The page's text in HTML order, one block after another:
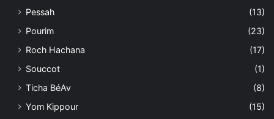
Pessah
(13)
Pourim
(23)
Roch Hachana
(17)
Souccot
(1)
Ticha BéAv
(8)
Yom Kippour
(15)